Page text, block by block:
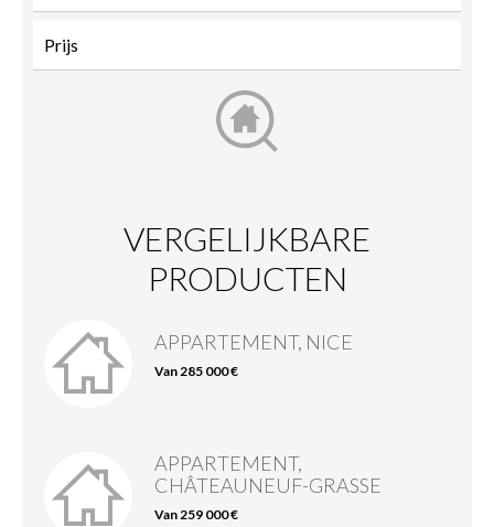
VERGELIJKBARE
PRODUCTEN
APPARTEMENT, NICE
Van 285 000 €
APPARTEMENT,
CHÂTEAUNEUF-GRASSE
Van 259 000 €